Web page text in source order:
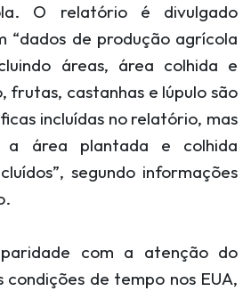
O relatório é divulgado
“dados de produção agrícola
áreas, área colhida e
frutas, castanhas e lúpulo são
incluídas no relatório, mas
a área plantada e colhida
segundo informações
com a atenção do
condições de tempo nos EUA,